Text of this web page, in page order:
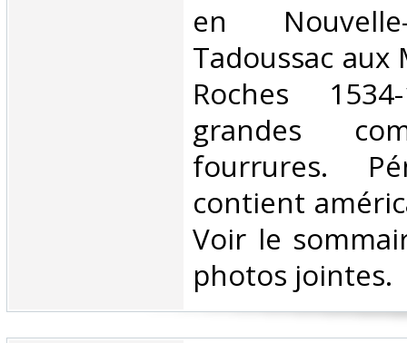
en
Tadoussac aux
Roches
grandes
fourrures.
contient
Voir le
photos jointes. ‎